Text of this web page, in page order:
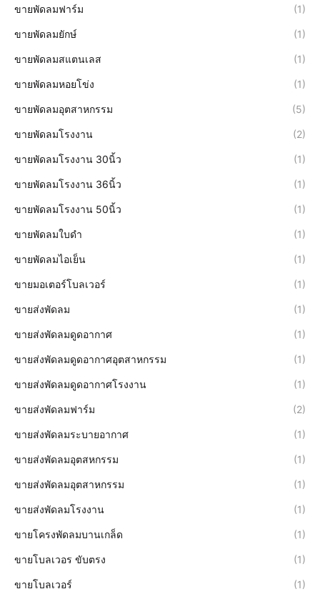
ขายพัดลมฟาร์ม (1)
ขายพัดลมยักษ์ (1)
ขายพัดลมสแตนเลส (1)
ขายพัดลมหอยโข่ง (1)
ขายพัดลมอุตสาหกรรม (5)
ขายพัดลมโรงงาน (2)
ขายพัดลมโรงงาน 30นิ้ว (1)
ขายพัดลมโรงงาน 36นิ้ว (1)
ขายพัดลมโรงงาน 50นิ้ว (1)
ขายพัดลมใบดำ (1)
ขายพัดลมไอเย็น (1)
ขายมอเตอร์โบลเวอร์ (1)
ขายส่งพัดลม (1)
ขายส่งพัดลมดูดอากาศ (1)
ขายส่งพัดลมดูดอากาศอุตสาหกรรม (1)
ขายส่งพัดลมดูดอากาศโรงงาน (1)
ขายส่งพัดลมฟาร์ม (2)
ขายส่งพัดลมระบายอากาศ (1)
ขายส่งพัดลมอุตสหกรรม (1)
ขายส่งพัดลมอุตสาหกรรม (1)
ขายส่งพัดลมโรงงาน (1)
ขายโครงพัดลมบานเกล็ด (1)
ขายโบลเวอร ขับตรง (1)
ขายโบลเวอร์ (1)